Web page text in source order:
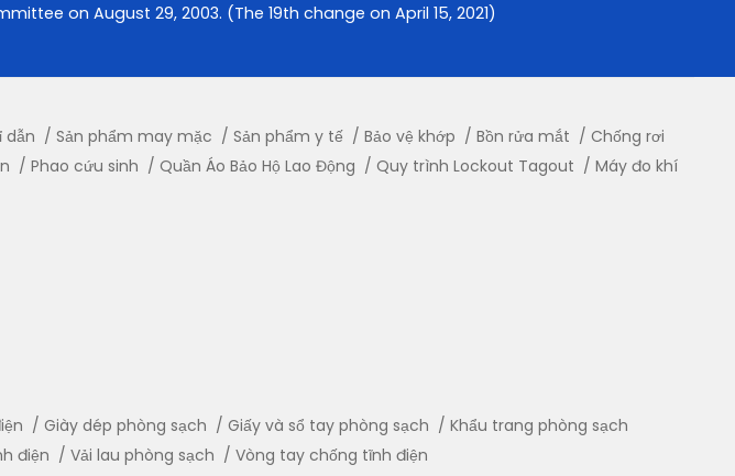
on August 29, 2003. (The 19th change on April 15, 2021)
dẫn Sản phẩm may mặc Sản phẩm y tế Bảo vệ khớp Bồn rửa mắt
Chống rơi
Phao cứu sinh Quần Áo Bảo Hộ Lao Động Quy trình Lockout Tagout Máy đo khí
Giày dép phòng sạch Giấy và sổ tay phòng sạch
Khẩu trang phòng sạch
điện Vải lau phòng sạch Vòng tay chống tĩnh điện